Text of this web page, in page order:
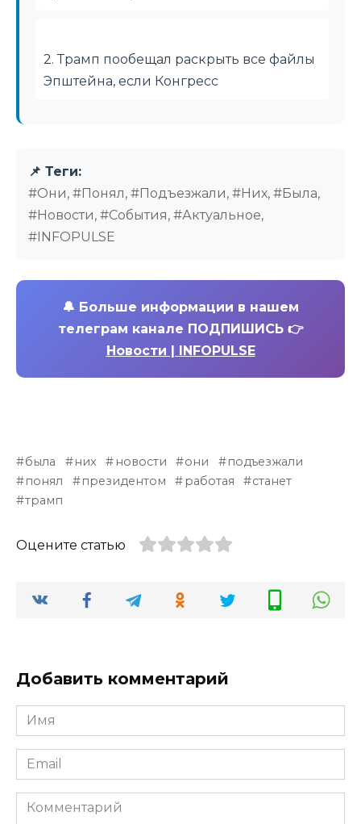
2. Трамп пообещал раскрыть все файлы
Эпштейна, если Конгресс
📌 Теги:
#Они, #Понял, #Подъезжали, #Них, #Была,
#Новости, #События, #Актуальное,
#INFOPULSE
🔔 Больше информации в нашем
телеграм канале ПОДПИШИСЬ 👉
Новости | INFOPULSE
была них новости они
подъезжали
понял
президентом работая
станет
трамп
Оцените статью
Добавить комментарий
Имя
*
Email
*
Комментарий